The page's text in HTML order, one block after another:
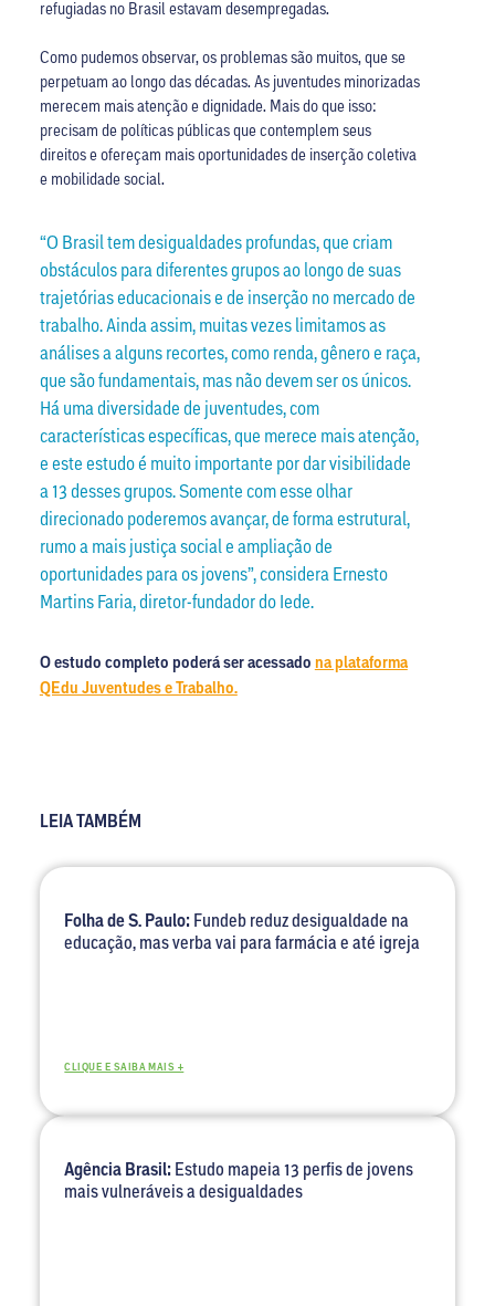
refugiadas no Brasil estavam desempregadas.
Como pudemos observar, os problemas são muitos, que se
perpetuam ao longo das décadas. As juventudes minorizadas
merecem mais atenção e dignidade. Mais do que isso:
precisam de políticas públicas que contemplem seus
direitos e ofereçam mais oportunidades de inserção coletiva
e mobilidade social.
“O Brasil tem desigualdades profundas, que criam
obstáculos para diferentes grupos ao longo de suas
trajetórias educacionais e de inserção no mercado de
trabalho. Ainda assim, muitas vezes limitamos as
análises a alguns recortes, como renda, gênero e raça,
que são fundamentais, mas não devem ser os únicos.
Há uma diversidade de juventudes, com
características específicas, que merece mais atenção,
e este estudo é muito importante por dar visibilidade
a 13 desses grupos. Somente com esse olhar
direcionado poderemos avançar, de forma estrutural,
rumo a mais justiça social e ampliação de
oportunidades para os jovens”, considera Ernesto
Martins Faria, diretor-fundador do Iede.
O estudo completo poderá ser acessadona plataforma
QEdu Juventudes e Trabalho.
LEIA TAMBÉM
Folha de S. Paulo:Fundeb reduz desigualdade na
educação, mas verba vai para farmácia e até igreja
CLIQUE E SAIBA MAIS +
Agência Brasil:Estudo mapeia 13 perfis de jovens
mais vulneráveis a desigualdades